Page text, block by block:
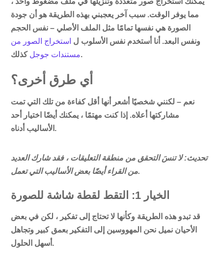
مما يوفر الوقت. سبب آخر يعجبني بهذه الطريقة هو أن جودة
الصورة هي نفسها تمامًا مثل الملف الأصلي – نفس الحجم
ونفس البعد. أنا أستخدم نفس الأسلوب ل استخراج الصور من
مستندات جوجلكذلك.
أي طرق أخرى؟
نعم – لكنني شخصيًا أشعر أنها أقل كفاءة من تلك التي تمت
مشاركتها أعلاه. إذا كنت مهتمًا ، يمكنك أيضًا اختيار أحد
الأساليب أدناه.
تحديث: لا تنسَ التحقق من منطقة التعليقات ، فقد شارك العديد
من القراء أيضًا بعض الأساليب التي تعمل.
الخيار 1: التقط لقطة شاشة للصورة
قد تبدو هذه الطريقة وكأنها لا تحتاج إلى تفكير ، لكن في بعض
الأحيان نميل نحن المهووسين إلى التفكير بعمق كبير وتجاهل
أسهل الحلول.